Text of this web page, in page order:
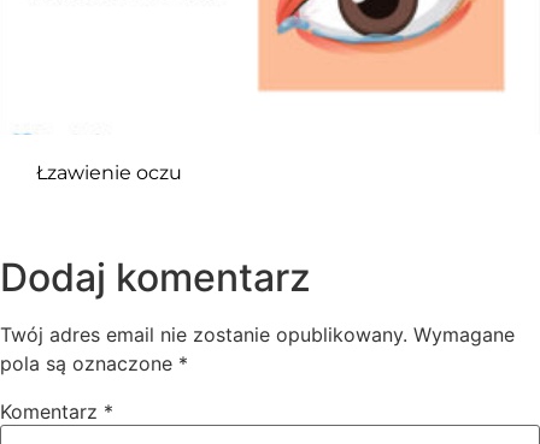
Łzawienie oczu
Dodaj komentarz
Twój adres email nie zostanie opublikowany. Wymagane
pola są oznaczone *
Komentarz *